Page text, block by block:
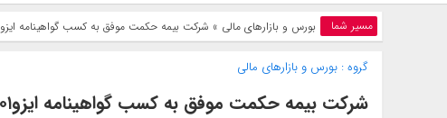
مسیر شما بورس و بازار‌های مالی » شرکت بیمه حکمت موفق به کسب گواهینامه ایزو۹۰۰۱ شد
گروه :بورس و بازار‌های مالی
شرکت بیمه حکمت موفق به کسب گواهینامه ایزو۹۰۰۱ شد